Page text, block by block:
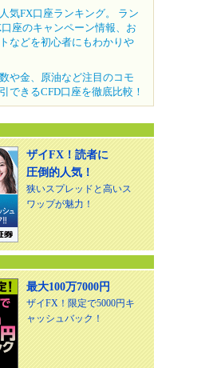
気FX口座ランキング。 ラン
座のキャンペーン情報、お
などを初心者にもわかりや
や金、原油など注目のコモ
できるCFD口座を徹底比較！
ザイFX！読者に
圧倒的人気！
狭いスプレッドと高いス
ワップが魅力！
最大100万7000円
ザイFX！限定で5000円キ
ャッシュバック！